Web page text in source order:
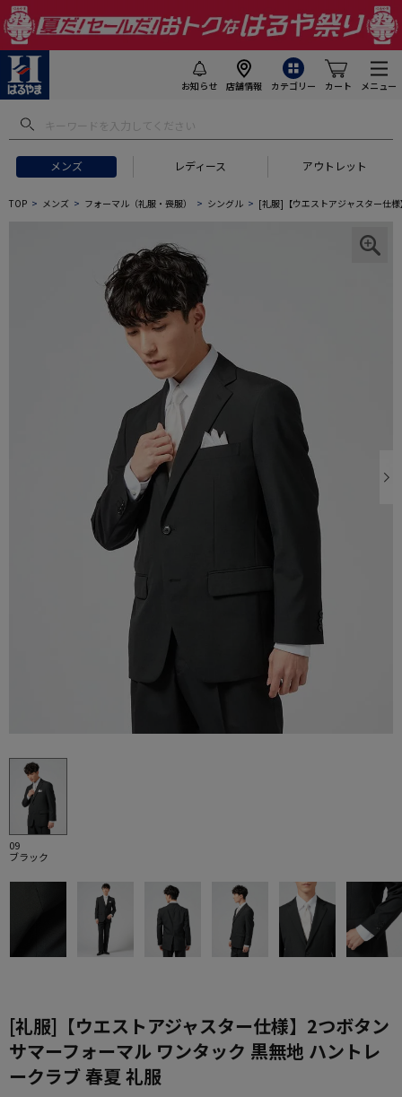
お知らせ 店舗情報 カテゴリー カート メニュー
メンズ レディース アウトレット
TOP メンズ フォーマル（礼服・喪服） シングル [礼服]【ウエストアジャスター仕
09
ブラック
[礼服]【ウエストアジャスター仕様】2つボタン
サマーフォーマル ワンタック 黒無地 ハントレ
ークラブ 春夏 礼服